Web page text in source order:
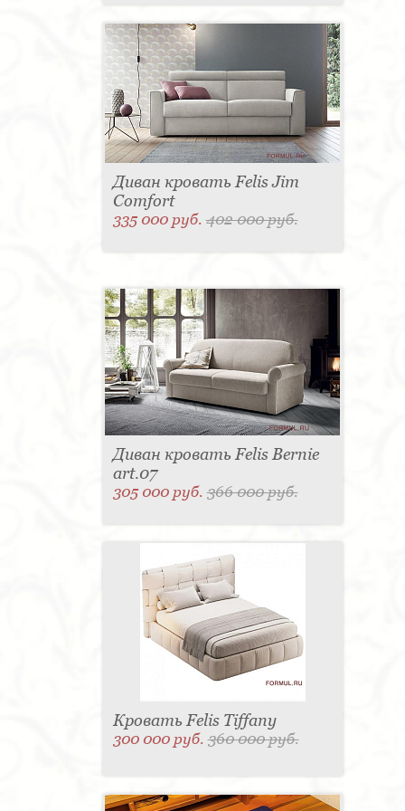
Диван кровать Felis Jim
Comfort
335 000 руб.402 000 руб.
Диван кровать Felis Bernie
art.07
305 000 руб.366 000 руб.
Кровать Felis Tiffany
300 000 руб.360 000 руб.